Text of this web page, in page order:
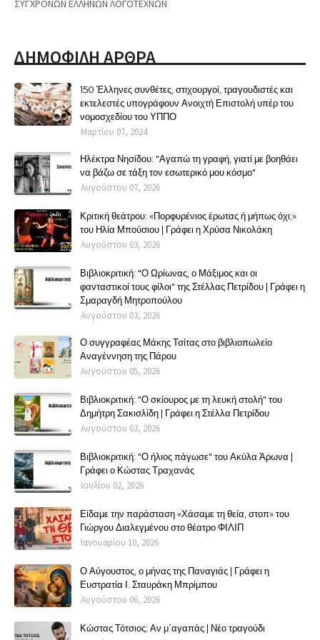
ΣΥΓΧΡΟΝΩΝ ΕΛΛΗΝΩΝ ΛΟΓΟΤΕΧΝΩΝ
ΔΗΜΟΦΙΛΗ ΑΡΘΡΑ
150 Έλληνες συνθέτες, στιχουργοί, τραγουδιστές και
εκτελεστές υπογράφουν Ανοιχτή Επιστολή υπέρ του
νομοσχεδίου του ΥΠΠΟ
Μαρτίου 07, 2024
Ηλέκτρα Νησίδου: "Αγαπώ τη γραφή, γιατί με βοηθάει
να βάζω σε τάξη τον εσωτερικό μου κόσμο"
Αυγούστου 07, 2026
Κριτική θεάτρου: «Πορφυρένιος έρωτας ή μήπως όχι;»
του Ηλία Μπούσιου | Γράφει η Χρύσα Νικολάκη
Αυγούστου 03, 2026
Βιβλιοκριτική: "Ο Ωρίωνας, ο Μάξιμος και οι
φανταστικοί τους φίλοι" της Στέλλας Πετρίδου | Γράφει η
Σμαραγδή Μητροπούλου
Αυγούστου 03, 2026
Ο συγγραφέας Μάκης Τσίτας στο βιβλιοπωλείο
Αναγέννηση της Πάρου
Αυγούστου 05, 2026
Βιβλιοκριτική: "Ο σκίουρος με τη λευκή στολή" του
Δημήτρη Σακισλίδη | Γράφει η Στέλλα Πετρίδου
Αυγούστου 03, 2026
Βιβλιοκριτική: "Ο ήλιος πάγωσε" του Ακύλα Άρωνα |
Γράφει ο Κώστας Τραχανάς
Ιουλίου 02, 2026
Είδαμε την παράσταση «Χάσαμε τη θεία, στοπ» του
Γιώργου Διαλεγμένου στο θέατρο ΦΙΛΙΠ
Ιανουαρίου 10, 2026
Ο Αύγουστος, ο μήνας της Παναγιάς | Γράφει η
Ευστρατία Ι. Σταυράκη Μπρίμπου
Αυγούστου 06, 2026
Κώστας Τότσιος: Αν μ΄αγαπάς | Νέο τραγούδι